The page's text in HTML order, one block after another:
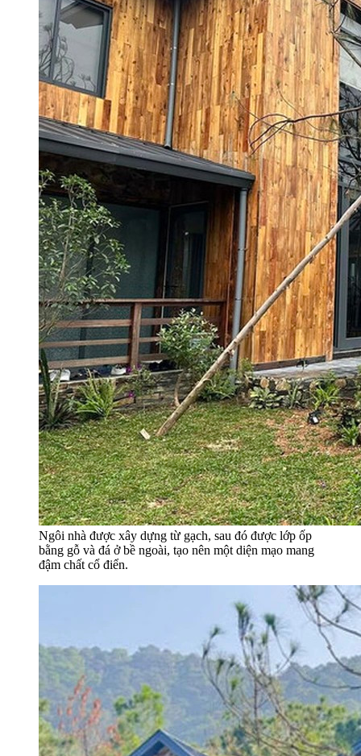
Ngôi nhà được xây dựng từ gạch, sau đó được lớp ốp
bằng gỗ và đá ở bề ngoài, tạo nên một diện mạo mang
đậm chất cổ điển.